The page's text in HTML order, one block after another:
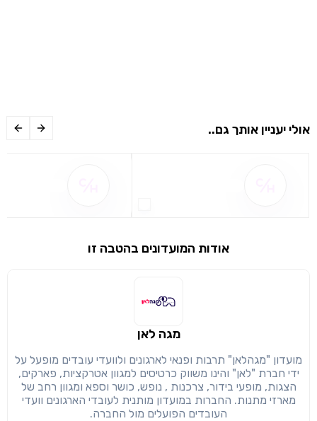
העתק
שימו לב!
חזרה הבנתי, המשך לאתר
אולי יעניין אותך גם..
אודות המועדונים בהטבה זו
מגה לאן
מועדון "מגהלאן" תרבות ופנאי לארגונים ולוועדי עובדים מופעל על
ידי חברת "לאן" והינו משווק כרטיסים למגוון אטרקציות, פארקים,
הצגות, מופעי בידור, צרכנות , נופש, כושר וספא ומגוון רחב של
מארזי מתנות. החברות במועדון מותנית לעובדי הארגונים וועדי
העובדים הפועלים מול החברה.